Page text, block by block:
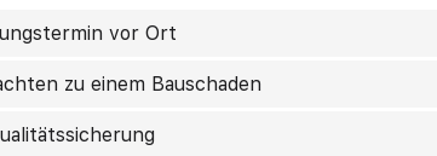
vor Ort
zu einem Bauschaden